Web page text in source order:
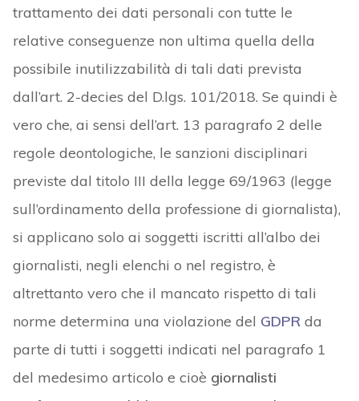
trattamento dei dati personali con tutte le
relative conseguenze non ultima quella della
possibile inutilizzabilità di tali dati prevista
dall’art. 2-decies del D.lgs. 101/2018. Se quindi è
vero che, ai sensi dell’art. 13 paragrafo 2 delle
regole deontologiche, le sanzioni disciplinari
previste dal titolo III della legge 69/1963 (legge
sull’ordinamento della professione di giornalista),
si applicano solo ai soggetti iscritti all’albo dei
giornalisti, negli elenchi o nel registro, è
altrettanto vero che il mancato rispetto di tali
norme determina una violazione del GDPRda
parte di tutti i soggetti indicati nel paragrafo 1
del medesimo articolo e cioè giornalisti